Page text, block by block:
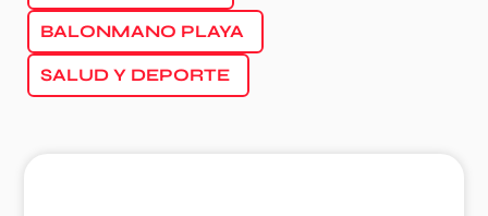
BALONMANO PLAYA
SALUD Y DEPORTE